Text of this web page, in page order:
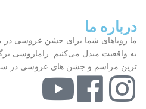
درباره ما
ما رویاهای شما برای جشن عروسی در
به واقعیت مبدل می‌کنیم. راماروسی
ترین مراسم و جشن های عروسی در